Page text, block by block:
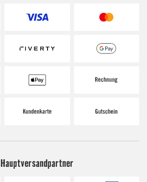
Hauptversandpartner